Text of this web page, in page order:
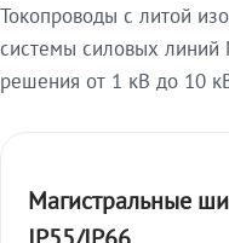
Токопроводы с литой
системы силовых линий
решения от 1 кВ до 10
Магистральные